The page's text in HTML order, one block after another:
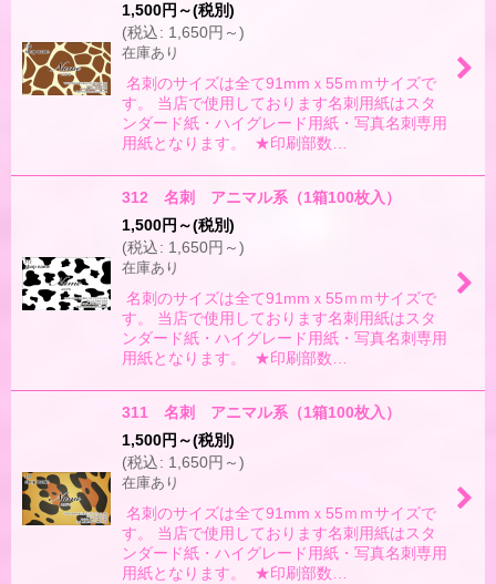
1,500円 ～(税別)
(税込: 1,650円 ～)
在庫あり
名刺のサイズは全て91mmｘ55ｍｍサイズで
す。 当店で使用しております名刺用紙はスタ
ンダード紙・ハイグレード用紙・写真名刺専用
用紙となります。 ★印刷部数…
312 名刺 アニマル系（1箱100枚入）
1,500円 ～(税別)
(税込: 1,650円 ～)
在庫あり
名刺のサイズは全て91mmｘ55ｍｍサイズで
す。 当店で使用しております名刺用紙はスタ
ンダード紙・ハイグレード用紙・写真名刺専用
用紙となります。 ★印刷部数…
311 名刺 アニマル系（1箱100枚入）
1,500円 ～(税別)
(税込: 1,650円 ～)
在庫あり
名刺のサイズは全て91mmｘ55ｍｍサイズで
す。 当店で使用しております名刺用紙はスタ
ンダード紙・ハイグレード用紙・写真名刺専用
用紙となります。 ★印刷部数…